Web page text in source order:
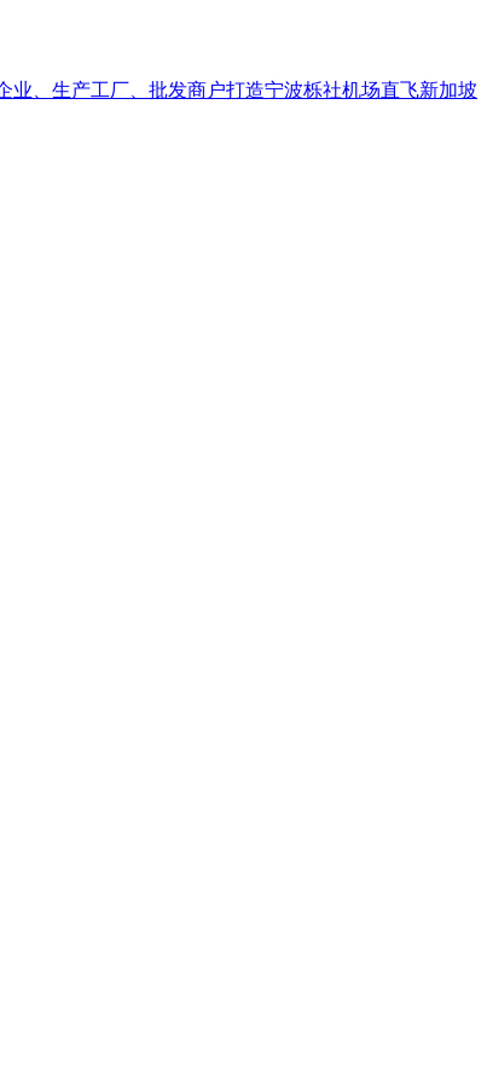
、生产工厂、批发商户打造宁波栎社机场直飞新加坡